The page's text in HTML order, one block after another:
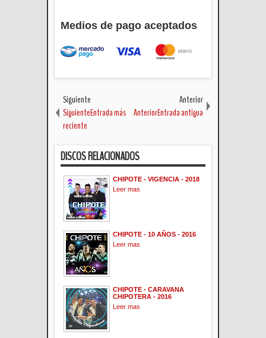
Medios de pago aceptados
Siguiente
SiguienteEntrada más
reciente
Anterior
AnteriorEntrada antigua
DISCOS RELACIONADOS
CHIPOTE - VIGENCIA - 2018
Leer mas
CHIPOTE - 10 AÑOS - 2016
Leer mas
CHIPOTE - CARAVANA
CHIPOTERA - 2016
Leer mas